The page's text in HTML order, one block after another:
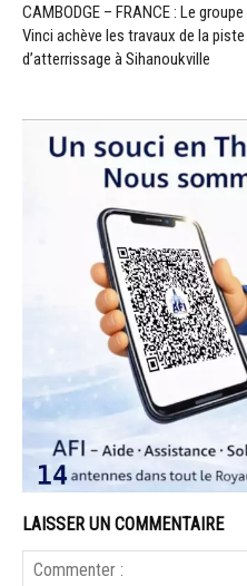
CAMBODGE – FRANCE : Le groupe
Vinci achève les travaux de la piste
d’atterrissage à Sihanoukville
LAISSER UN COMMENTAIRE